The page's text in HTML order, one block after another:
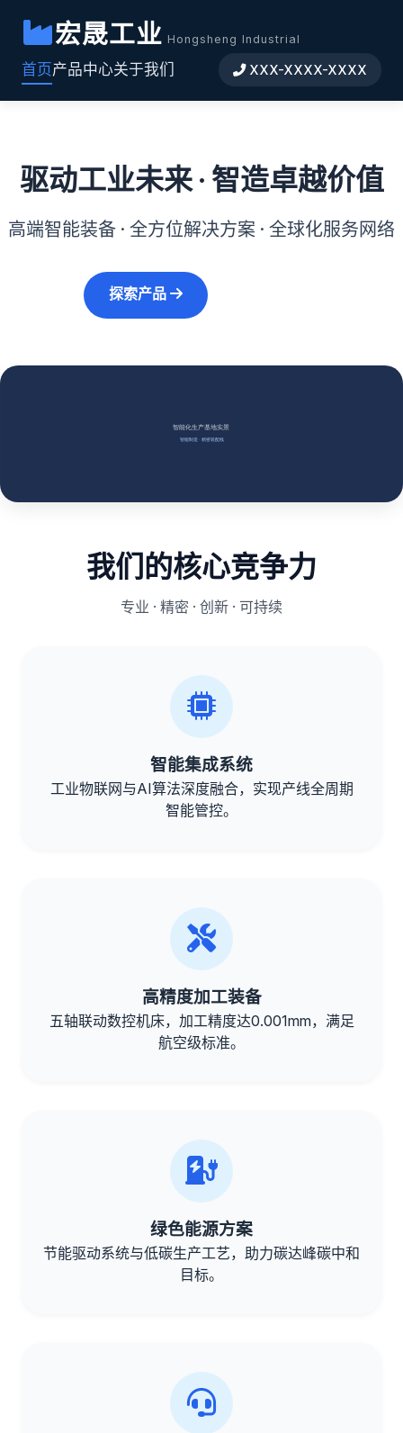
宏晟工业 Hongsheng Industrial
首页产品中心关于我们 XXX-XXXX-XXXX
驱动工业未来 · 智造卓越价值
高端智能装备 · 全方位解决方案 · 全球化服务网络
探索产品
我们的核心竞争力
专业 · 精密 · 创新 · 可持续
智能集成系统
工业物联网与AI算法深度融合，实现产线全周期
智能管控。
高精度加工装备
五轴联动数控机床，加工精度达0.001mm，满足
航空级标准。
绿色能源方案
节能驱动系统与低碳生产工艺，助力碳达峰碳中和
目标。